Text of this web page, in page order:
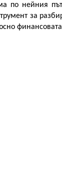
по нейния
за